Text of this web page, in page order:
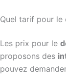
Quel tarif pour le
Les prix pour le
proposons des
pouvez